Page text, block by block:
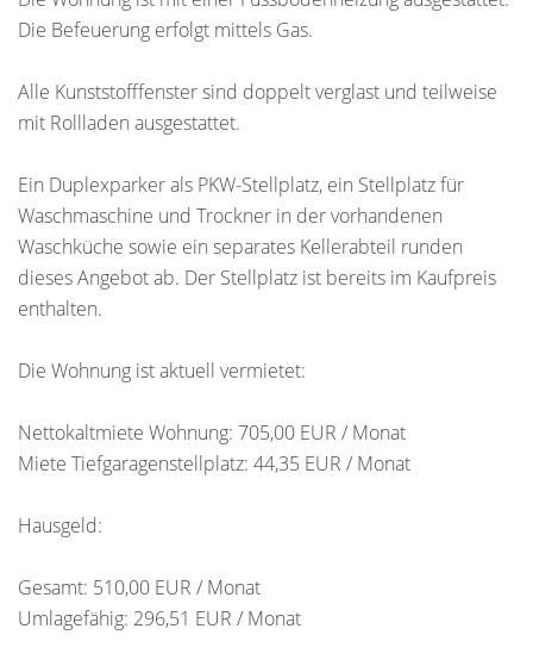
Die Befeuerung erfolgt mittels Gas.
Alle Kunststofffenster sind doppelt verglast und teilweise
mit Rollladen ausgestattet.
Ein Duplexparker als PKW-Stellplatz, ein Stellplatz für
Waschmaschine und Trockner in der vorhandenen
Waschküche sowie ein separates Kellerabteil runden
dieses Angebot ab. Der Stellplatz ist bereits im Kaufpreis
enthalten.
Die Wohnung ist aktuell vermietet:
Nettokaltmiete Wohnung: 705,00 EUR / Monat
Miete Tiefgaragenstellplatz: 44,35 EUR / Monat
Hausgeld:
Gesamt: 510,00 EUR / Monat
Umlagefähig: 296,51 EUR / Monat